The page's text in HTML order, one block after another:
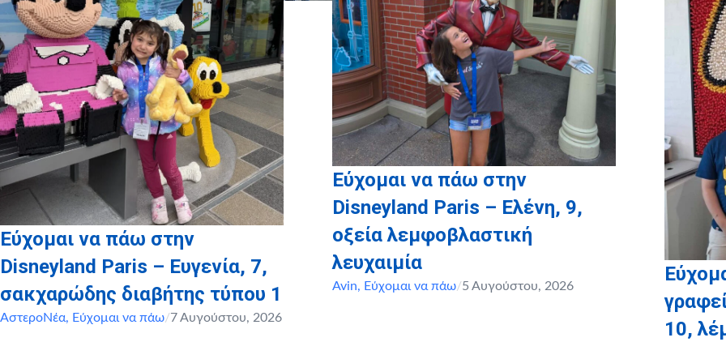
Εύχομαι να πάω στην
Disneyland Paris – Ευγενία, 7,
σακχαρώδης διαβήτης τύπου 1
ΑστεροΝέα, Εύχομαι να πάω/7 Αυγούστου, 2026
Εύχομαι να πάω στην
Disneyland Paris – Ελένη, 9,
οξεία λεμφοβλαστική
λευχαιμία
Avin, Εύχομαι να πάω/5 Αυγούστου, 2026
10,